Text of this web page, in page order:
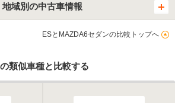
地域別の中古車情報
ESとMAZDA6セダンの比較トップへ
類似車種と比較する